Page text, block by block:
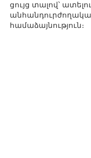
ցույց տալով՝
համաձայնություն։